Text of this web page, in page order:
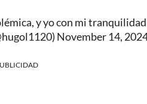
y yo con mi
November 14,